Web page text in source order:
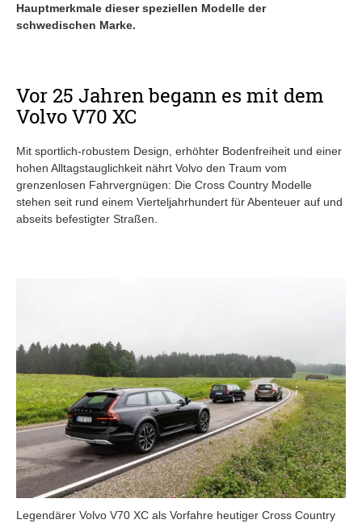
Hauptmerkmale dieser speziellen Modelle der
schwedischen Marke.
Vor 25 Jahren begann es mit dem
Volvo V70 XC
Mit sportlich-robustem Design, erhöhter Bodenfreiheit und einer
hohen Alltagstauglichkeit nährt Volvo den Traum vom
grenzenlosen Fahrvergnügen: Die Cross Country Modelle
stehen seit rund einem Vierteljahrhundert für Abenteuer auf und
abseits befestigter Straßen.
Legendärer Volvo V70 XC als Vorfahre heutiger Cross Country